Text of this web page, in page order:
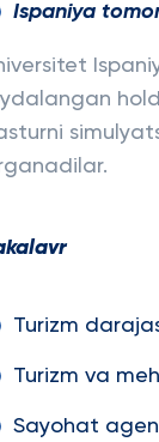
Ispaniya
Turizm
Turizm va
Sayohat